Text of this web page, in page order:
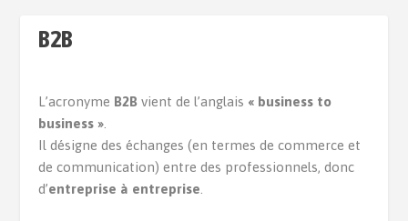
B2B
L’acronyme B2B vient de l’anglais « business to
business »
Il désigne des échanges (en termes de commerce et
de communication) entre des professionnels, donc
d’entreprise à entreprise